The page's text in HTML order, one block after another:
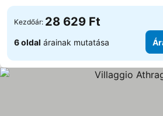
Kezdőár: 28 629 Ft
6 oldal árainak mutatása